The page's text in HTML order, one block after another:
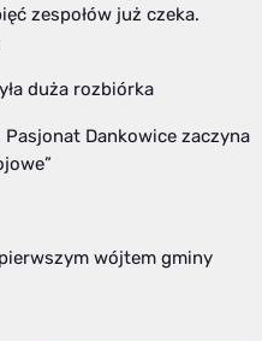
zespołów już czeka.
duża rozbiórka
Dankowice zaczyna
wójtem gminy